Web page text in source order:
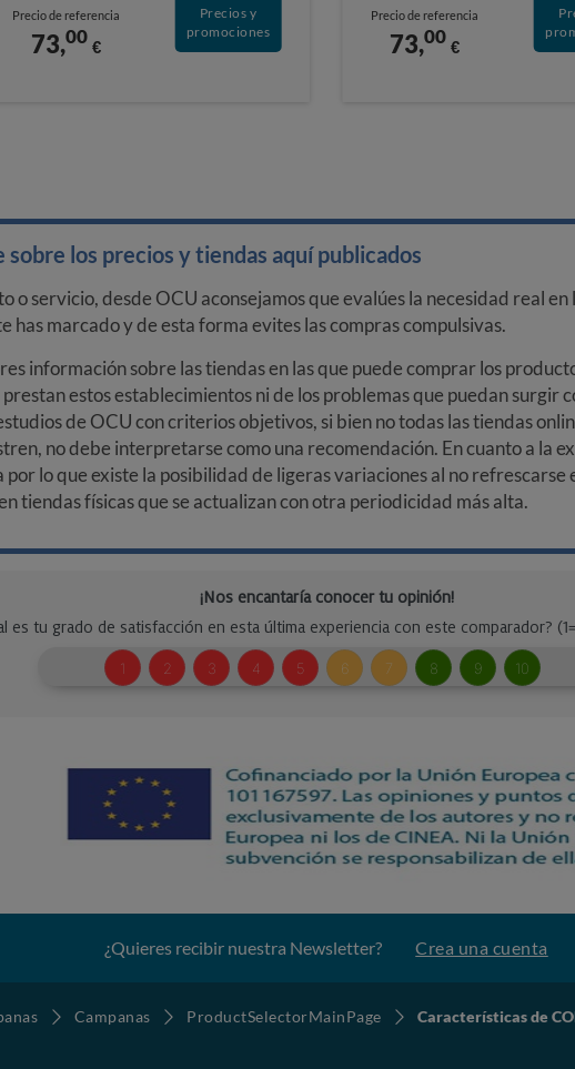
Precio de referencia
73,00 €
Precios y
promociones
Precio de referencia
73,00 €
los precios y tiendas aquí publicados
o servicio, desde OCU aconsejamos que evalúes la necesidad real
has marcado y de esta forma evites las compras compulsivas.
información sobre las tiendas en las que puede comprar los
estos establecimientos ni de los problemas que puedan surgir
de OCU con criterios objetivos, si bien no todas las tiendas
no debe interpretarse como una recomendación. En cuanto a la
por lo que existe la posibilidad de ligeras variaciones al no refrescarse
tiendas físicas que se actualizan con otra periodicidad más alta.
¿Quieres recibir nuestra Newsletter? Crea una cuenta
Campanas ProductSelectorMainPage Características de